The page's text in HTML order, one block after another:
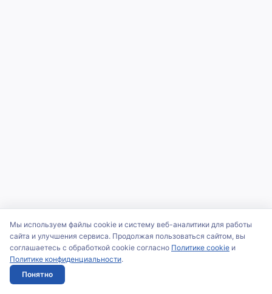
Мы используем файлы cookie и систему веб-аналитики для работы
сайта и улучшения сервиса. Продолжая пользоваться сайтом, вы
соглашаетесь с обработкой cookie согласно Политике cookie и
Политике конфиденциальности.
Понятно